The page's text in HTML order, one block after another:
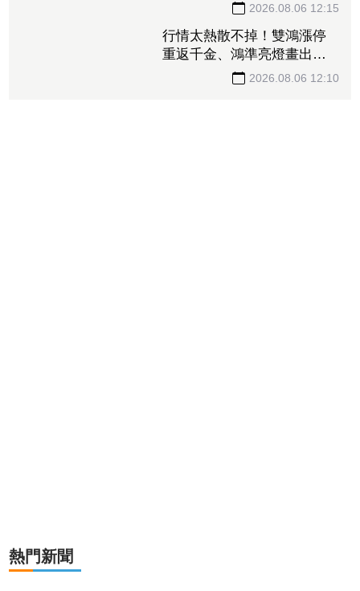
2026.08.06 12:15
行情太熱散不掉！雙鴻漲停
重返千金、鴻準亮燈畫出大
紅K 概念股「再2檔鎖死」
熱門新聞